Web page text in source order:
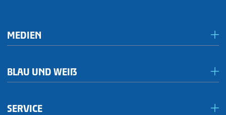
MEDIEN
Inklusives Spieltagsradio
BLAU UND WEIẞ
SERVICE